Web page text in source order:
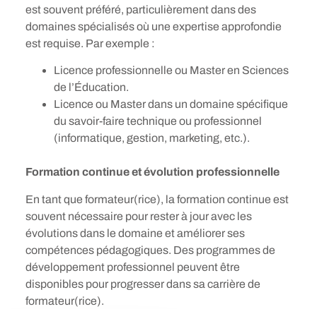
est souvent préféré, particulièrement dans des
domaines spécialisés où une expertise approfondie
est requise. Par exemple :
Licence professionnelle ou Master en Sciences
de l’Éducation.
Licence ou Master dans un domaine spécifique
du savoir-faire technique ou professionnel
(informatique, gestion, marketing, etc.).
Formation continue et évolution professionnelle
En tant que formateur(rice), la formation continue est
souvent nécessaire pour rester à jour avec les
évolutions dans le domaine et améliorer ses
compétences pédagogiques. Des programmes de
développement professionnel peuvent être
disponibles pour progresser dans sa carrière de
formateur(rice).